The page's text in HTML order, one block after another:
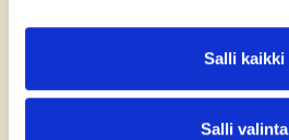
Salli kaikki
Salli valinta
Dataskyddsbeskrivning